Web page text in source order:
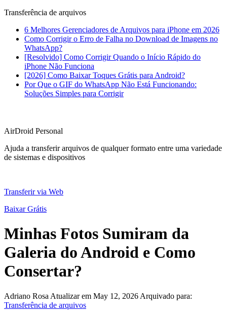
Transferência de arquivos
6 Melhores Gerenciadores de Arquivos para iPhone em 2026
Como Corrigir o Erro de Falha no Download de Imagens no
WhatsApp?
[Resolvido] Como Corrigir Quando o Início Rápido do
iPhone Não Funciona
[2026] Como Baixar Toques Grátis para Android?
Por Que o GIF do WhatsApp Não Está Funcionando:
Soluções Simples para Corrigir
AirDroid Personal
Ajuda a transferir arquivos de qualquer formato entre uma variedade
de sistemas e dispositivos
Transferir via Web
Baixar Grátis
Minhas Fotos Sumiram da
Galeria do Android e Como
Consertar?
Adriano Rosa Atualizar em May 12, 2026 Arquivado para:
Transferência de arquivos